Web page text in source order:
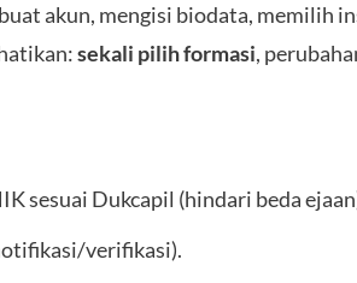
akun, mengisi biodata, memilih
sekali pilih formasi,
sesuai Dukcapil (hindari beda
verifikasi).